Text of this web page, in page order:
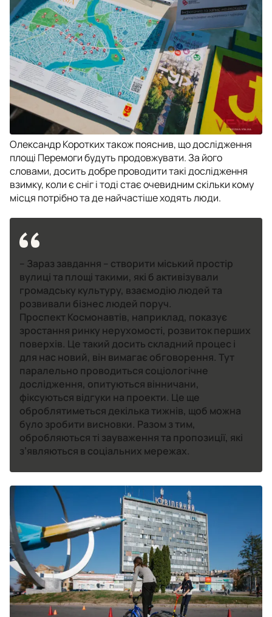
Олександр Коротких також пояснив, що дослідження
площі Перемоги будуть продовжувати. За його
словами, досить добре проводити такі дослідження
взимку, коли є сніг і тоді стає очевидним скільки кому
місця потрібно та де найчастіше ходять люди.
– Зараз завдання – створити міський простір
вулиці та площі такими, які б активізували
громадську культуру, взаємодію людей та
розвивали бізнес людей поруч.
Проспект Космонавтів, наприклад, показує
зростання ринку нерухомості, розвиток перших
поверхів. Це такий досить складний процес і
для нас новий, він вимагає обговорення. Тут
паралельно проводиться соціологічне
дослідження, опитуються вінничани,
фіксуються відгуки на проекти. Це ще
оброблятиметься декілька тижнів, щоб можна
було зробити висновки. Разом з тим,
обробляються ті зауваження та пропозиції, які
з’являються в соціальних мережах.